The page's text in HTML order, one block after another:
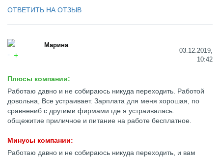
ОТВЕТИТЬ НА ОТЗЫВ
Марина
03.12.2019,
10:42
Плюсы компании:
Работаю давно и не собираюсь никуда переходить. Работой
довольна, Все устраивает. Зарплата для меня хорошая, по
сравнениб с другими фирмами где я устраивалась.
общежитие приличное и питание на работе бесплатное.
Минусы компании:
Работаю давно и не собираюсь никуда переходить, и вам